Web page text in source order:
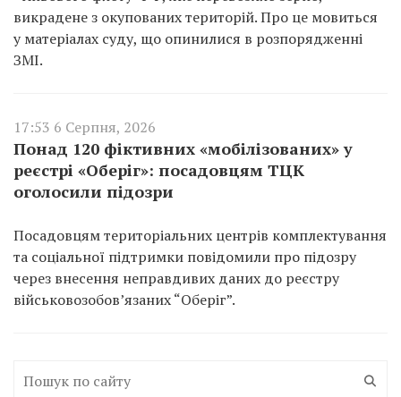
викрадене з окупованих територій. Про це мовиться
у матеріалах суду, що опинилися в розпорядженні
ЗМІ.
17:53 6 Серпня, 2026
Понад 120 фіктивних «мобілізованих» у
реєстрі «Оберіг»: посадовцям ТЦК
оголосили підозри
Посадовцям територіальних центрів комплектування
та соціальної підтримки повідомили про підозру
через внесення неправдивих даних до реєстру
військовозобов’язаних “Оберіг”.